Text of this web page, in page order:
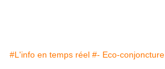
#L'info en temps réel #- Eco-conjoncture